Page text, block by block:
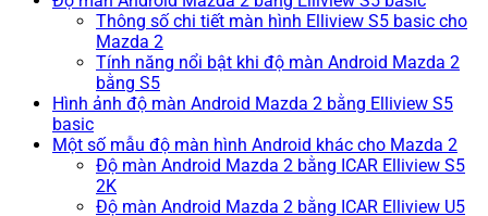
Thông số chi tiết màn hình Elliview S5 basic cho
Mazda 2
Tính năng nổi bật khi độ màn Android Mazda 2
bằng S5
Hình ảnh độ màn Android Mazda 2 bằng Elliview S5
basic
Một số mẫu độ màn hình Android khác cho Mazda 2
Độ màn Android Mazda 2 bằng ICAR Elliview S5
2K
Độ màn Android Mazda 2 bằng ICAR Elliview U5